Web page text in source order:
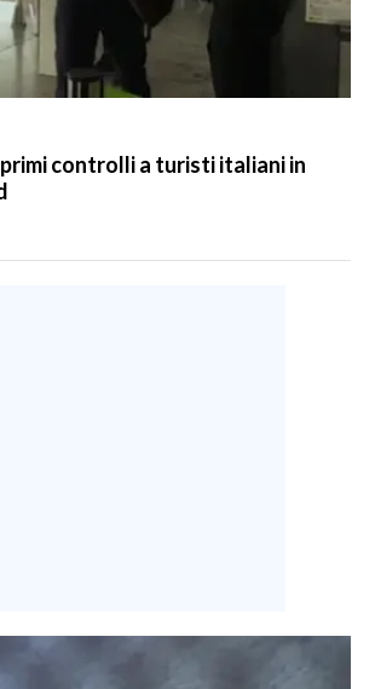
controlli a turisti italiani in